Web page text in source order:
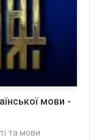
мови -
та мови